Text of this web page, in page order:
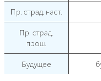
Пр. страд. наст.
Пр. страд.
прош.
Будущее